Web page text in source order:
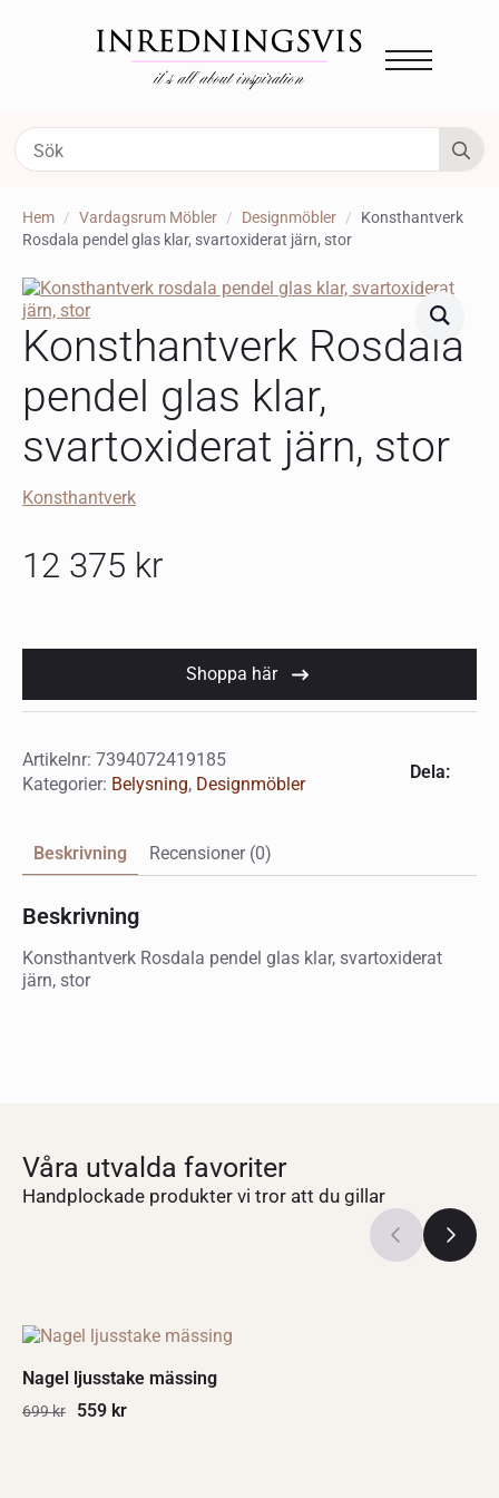
Hem Vardagsrum Möbler Designmöbler
Konsthantverk
Rosdala pendel glas klar, svartoxiderat järn, stor
Konsthantverk Rosdala
pendel glas klar,
svartoxiderat järn, stor
Konsthantverk
12 375 kr
Shoppa här
Artikelnr: 7394072419185
Kategorier: Belysning, Designmöbler
Dela:
Beskrivning Recensioner (0)
Beskrivning
Konsthantverk Rosdala pendel glas klar, svartoxiderat
järn, stor
Våra utvalda favoriter
Handplockade produkter vi tror att du gillar
Nagel ljusstake mässing
699kr
Det
559 kr
Det